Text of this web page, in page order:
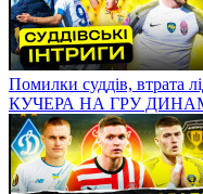
Помилки суддів, втрата
КУЧЕРА НА ГРУ